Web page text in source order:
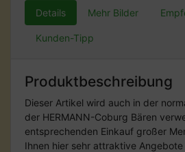
Details Mehr Bilder
Kunden-Tipp
Produktbeschreibung
Dieser Artikel wird auch in der
der HERMANN-Coburg Bären
entsprechenden Einkauf großer
Ihnen hier sehr attraktive Angebote